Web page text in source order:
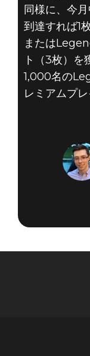
同様に、今
到達すれば1
または
ト（3枚）を
1,000名の
レミアムプ